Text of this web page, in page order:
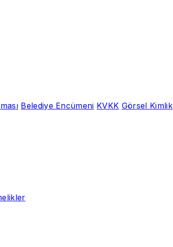
Belediye Encümeni KVKK Görsel Kimlik